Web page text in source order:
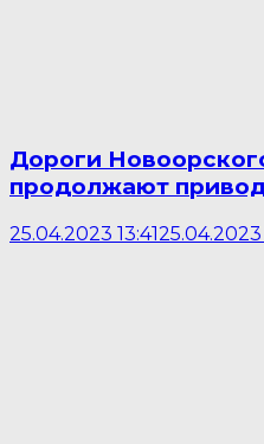
Дороги
продолжают
25.04.2023 13:4125.04.2023